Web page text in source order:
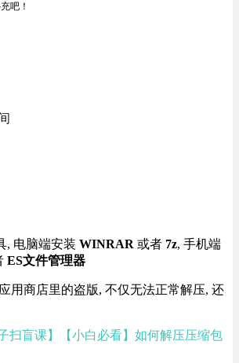
吧！
, 电脑端安装 WINRAR 或者 7z, 手机端
ES文件管理器
用商店里的盗版, 不仅无法正常解压, 还
子扫盲课】【小白必看】如何解压压缩包